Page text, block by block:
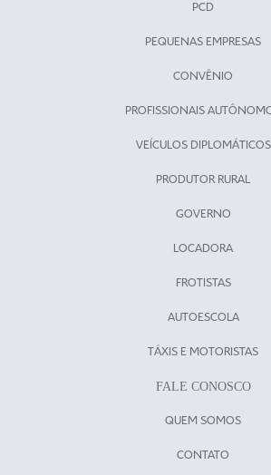
PCD
PEQUENAS EMPRESAS
CONVÊNIO
PROFISSIONAIS
VEÍCULOS DIPLOMÁTICOS
PRODUTOR RURAL
GOVERNO
LOCADORA
FROTISTAS
AUTOESCOLA
TÁXIS E MOTORISTAS
FALE CONOSCO
QUEM SOMOS
CONTATO